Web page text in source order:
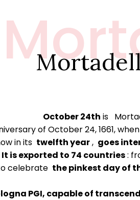
October 24th is
of October 24, 1661,
in its twelfth year, goes
It is exported to 74 countries:
celebrate the pinkest day of
PGI, capable of